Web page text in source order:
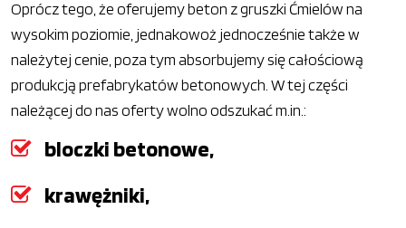
Oprócz tego, że oferujemy beton z gruszki Ćmielów na
wysokim poziomie, jednakowoż jednocześnie także w
należytej cenie, poza tym absorbujemy się całościową
produkcją prefabrykatów betonowych. W tej części
należącej do nas oferty wolno odszukać m.in.:
bloczki betonowe,
krawężniki,